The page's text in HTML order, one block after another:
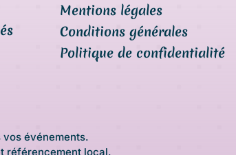
Mentions légales
Conditions générales
Politique de confidentialité
événements.
référencement local.